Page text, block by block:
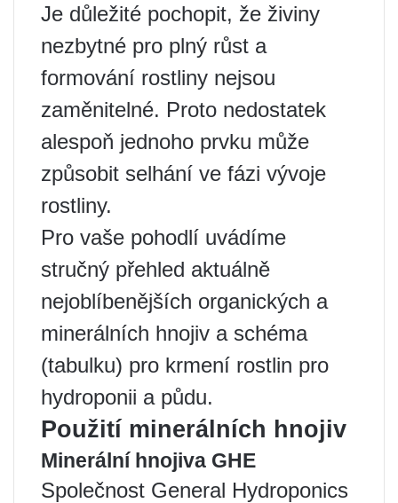
Je důležité pochopit, že živiny
nezbytné pro plný růst a
formování rostliny nejsou
zaměnitelné. Proto nedostatek
alespoň jednoho prvku může
způsobit selhání ve fázi vývoje
rostliny.
Pro vaše pohodlí uvádíme
stručný přehled aktuálně
nejoblíbenějších organických a
minerálních hnojiv a schéma
(tabulku) pro krmení rostlin pro
hydroponii a půdu.
Použití minerálních hnojiv
Minerální hnojiva GHE
Společnost General Hydroponics